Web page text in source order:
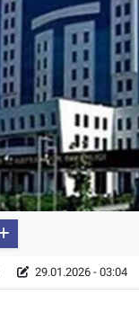
29.01.2026 - 03:04